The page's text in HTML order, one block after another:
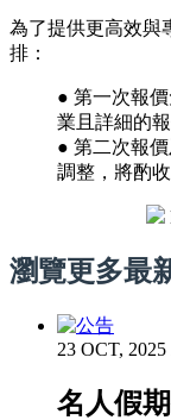
為了提供更高效與
排：
● 第一次報
業且詳細的報
● 第二次報
調整，將酌收
瀏覽更多最
23 OCT, 2025
名人假